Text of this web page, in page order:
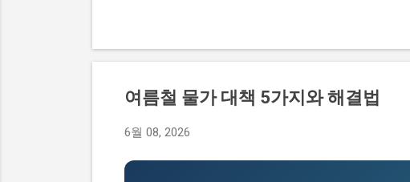
수 있어 창업에 큰 도움이 됩니다. 그렇기 때문에 이
점도 설명하고자 합니다. 이 글에서 다루고자 하는
컴퓨팅 창업지원사업에 대한 모든 것을 알 수 있을
기반 공간컴퓨팅 창업지원사업이 뭔지 로봇기반 공
업이나 소상공인들에게 지원을 제공해주는 정부사
여름철 물가 대책 5가지와 해결법
6월 08, 2026